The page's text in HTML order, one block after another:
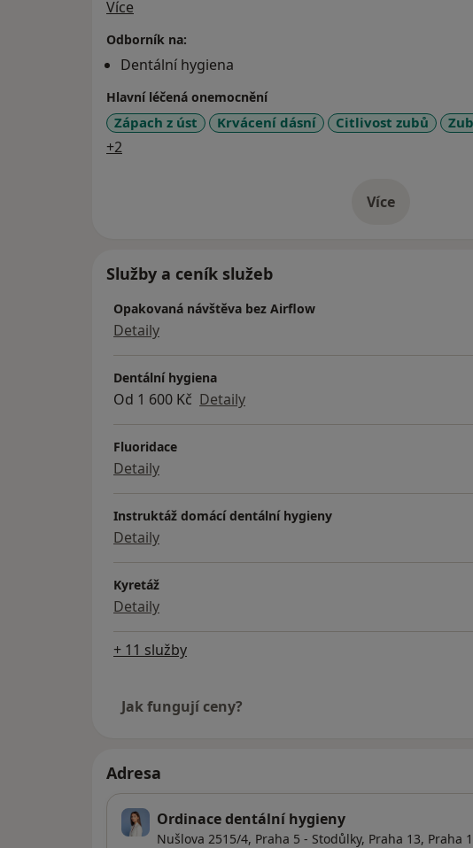
Více
Odborník na:
Dentální hygiena
Hlavní léčená onemocnění
Zápach z úst Krvácení dásní Citlivost zubů
+2
Více
o
Služby a ceník služeb
Opakovaná návštěva bez Airflow
Detaily
Dentální hygiena
Od 1 600 Kč Detaily
Fluoridace
Detaily
Instruktáž domácí dentální hygieny
Detaily
Kyretáž
Detaily
+ 11 služby
Jak fungují ceny?
Adresa
Ordinace dentální hygieny
Nušlova 2515/4, Praha 5 - Stodůlky, Praha 13, Praha